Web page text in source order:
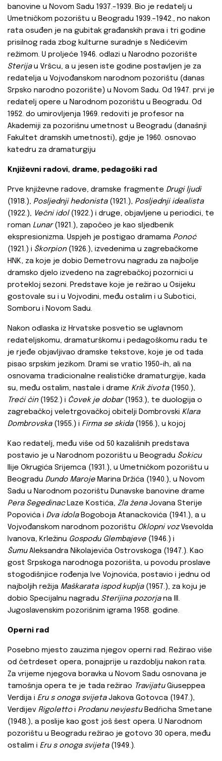
banovine u Novom Sadu 1937.–1939. Bio je redatelj u
Umetničkom pozorištu u Beogradu 1939.–1942., no nakon
rata osuđen je na gubitak građanskih prava i tri godine
prisilnog rada zbog kulturne suradnje s Nedićevim
režimom. U proljeće 1946. odlazi u Narodno pozorište
Sterijau Vršcu, a u jesen iste godine postavljen je za
redatelja u Vojvođanskom narodnom pozorištu (danas
Srpsko narodno pozorište) u Novom Sadu. Od 1947. prvi je
redatelj opere u Narodnom pozorištu u Beogradu. Od
1952. do umirovljenja 1969. redoviti je profesor na
Akademiji za pozorišnu umetnost u Beogradu (današnji
Fakultet dramskih umetnosti), gdje je 1960. osnovao
katedru za dramaturgiju
Književni radovi, drame, pedagoški rad
Prve književne radove, dramske fragmente Drugi ljudi
(1918.), Posljednji hedonista(1921.), Posljednji idealista
(1922.), Večni idol(1922.) i druge, objavljene u periodici, te
roman Lunar(1921.), započeo je kao sljedbenik
ekspresionizma. Uspjeh je postigao dramama Ponoć
(1921.) i Škorpion (1926.), izvedenima u zagrebačkome
HNK, za koje je dobio Demetrovu nagradu za najbolje
dramsko djelo izvedeno na zagrebačkoj pozornici u
protekloj sezoni. Predstave koje je režirao u Osijeku
gostovale su i u Vojvodini, među ostalim i u Subotici,
Somboru i Novom Sadu.
Nakon odlaska iz Hrvatske posvetio se uglavnom
redateljskomu, dramaturškomu i pedagoškomu radu te
je rjeđe objavljivao dramske tekstove, koje je od tada
pisao srpskim jezikom. Drami se vratio 1950-ih, ali na
osnovama tradicionalne realističke dramaturgije, kada
su, među ostalim, nastale i drame Krik života(1950.),
Treći čin(1952.) i Čovek je dobar(1953.), te duologija o
zagrebačkoj veletrgovačkoj obitelji Dombrovski Klara
Dombrovska (1955.) i Firma se skida (1956.), u kojoj
Kao redatelj, među više od 50 kazališnih predstava
postavio je u Narodnom pozorištu u Beogradu Šokicu
Ilije Okrugića Srijemca (1931.), u Umetničkom pozorištu u
Beogradu Dundo Maroje Marina Držića (1940.), u Novom
Sadu u Narodnom pozorištu Dunavske banovine drame
Pera SegedinacLaze Kostića, Zla ženaJovana Sterije
Popovića i Dva idolaBogoboja Atanackovića (1941.), a u
Vojvođanskom narodnom pozorištu Oklopni vozVsevolda
Ivanova, Krležinu Gospodu Glembajeve (1946.) i
ŠumuAleksandra Nikolajeviča Ostrovskoga (1947.). Kao
gost Srpskoga narodnoga pozorišta, u povodu proslave
stogodišnjice rođenja Ive Vojnovića, postavio i jednu od
najboljih režija Maškarata ispod kuplja(1957.), za koju je
dobio Specijalnu nagradu Sterijina pozorjana III.
Jugoslavenskim pozorišnim igrama 1958. godine.
Operni rad
Posebno mjesto zauzima njegov operni rad. Režirao više
od četrdeset opera, ponajprije u razdoblju nakon rata.
Za vrijeme njegova boravka u Novom Sadu osnovana je
tamošnja opera te je tada režirao TravijatuGiuseppea
Verdija i Eru s onoga svijetaJakova Gotovca (1947.),
Verdijev Rigoletto i Prodanu nevjestuBedřicha Smetane
(1948.), a poslije kao gost još šest opera. U Narodnom
pozorištu u Beogradu režirao je gotovo 30 opera, među
ostalim i Eru s onoga svijeta(1949.).